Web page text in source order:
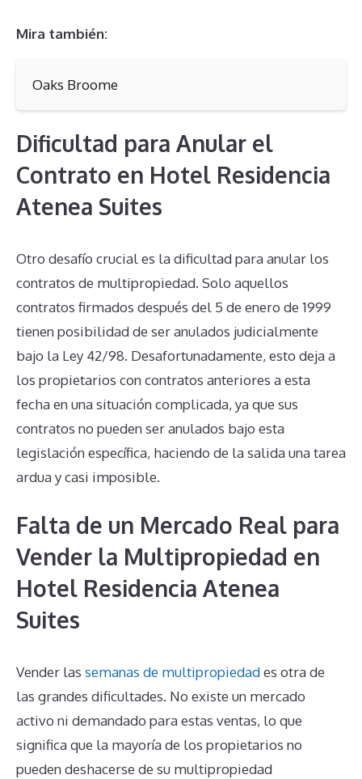
Mira también:
Oaks Broome
Dificultad para Anular el
Contrato en Hotel Residencia
Atenea Suites
Otro desafío crucial es la dificultad para anular los
contratos de multipropiedad. Solo aquellos
contratos firmados después del 5 de enero de 1999
tienen posibilidad de ser anulados judicialmente
bajo la Ley 42/98. Desafortunadamente, esto deja a
los propietarios con contratos anteriores a esta
fecha en una situación complicada, ya que sus
contratos no pueden ser anulados bajo esta
legislación específica, haciendo de la salida una tarea
ardua y casi imposible.
Falta de un Mercado Real para
Vender la Multipropiedad en
Hotel Residencia Atenea
Suites
Vender las semanas de multipropiedades otra de
las grandes dificultades. No existe un mercado
activo ni demandado para estas ventas, lo que
significa que la mayoría de los propietarios no
pueden deshacerse de su multipropiedad